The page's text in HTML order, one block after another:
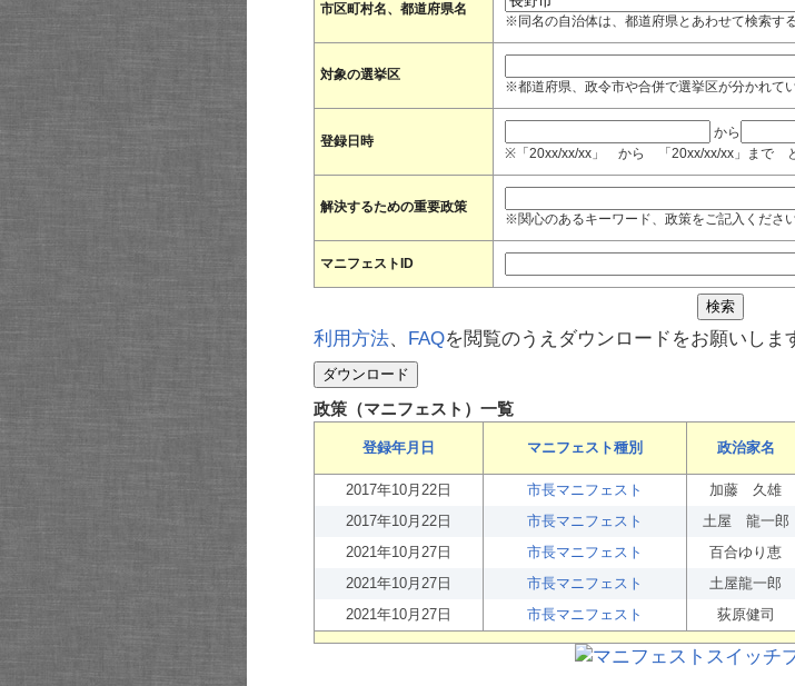
市区町村名、都道府県名
※同名の自治体は、都道府県とあわせて検索す
対象の選挙区
※都道府県、政令市や合併で選挙区が分かれて
登録日時
から
※「20xx/xx/xx」 から 「20xx/xx/xx」まで と
解決するための重要政策
※関心のあるキーワード、政策をご記入ください
マニフェストID
利用方法、 FAQを閲覧のうえダウンロードをお願いしま
政策（マニフェスト）一覧
登録年月日 マニフェスト種別 政治家名
2017年10月22日
市長マニフェスト 加藤 久雄
2017年10月22日
市長マニフェスト 土屋 龍一郎
2021年10月27日
市長マニフェスト 百合ゆり恵
2021年10月27日
市長マニフェスト 土屋龍一郎
2021年10月27日
市長マニフェスト 荻原健司